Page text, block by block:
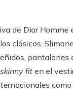
de Dior
clásicos.
pantalones
skinny fit en el